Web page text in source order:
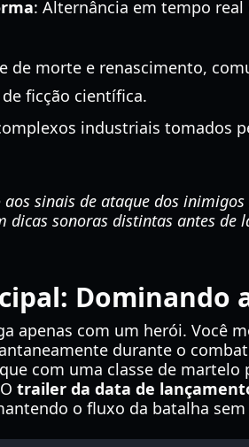
: Alternância em tempo
de morte e renascimento,
ficção científica.
industriais tomados
aos sinais de ataque dos
dicas sonoras distintas antes de
Dominando
apenas com um herói. Você
durante o
com uma classe de martelo
trailer da data de
o fluxo da batalha